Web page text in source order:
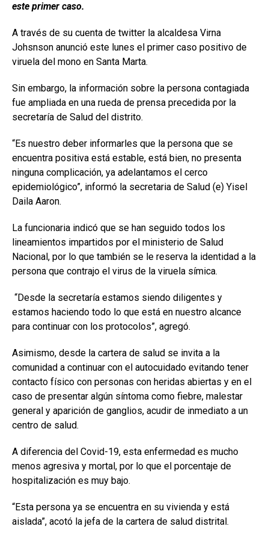
este primer caso.
A través de su cuenta de twitter la alcaldesa Virna
Johsnson anunció este lunes el primer caso positivo de
viruela del mono en Santa Marta.
Sin embargo, la información sobre la persona contagiada
fue ampliada en una rueda de prensa precedida por la
secretaría de Salud del distrito.
“Es nuestro deber informarles que la persona que se
encuentra positiva está estable, está bien, no presenta
ninguna complicación, ya adelantamos el cerco
epidemiológico”, informó la secretaria de Salud (e) Yisel
Daila Aaron.
La funcionaria indicó que se han seguido todos los
lineamientos impartidos por el ministerio de Salud
Nacional, por lo que también se le reserva la identidad a la
persona que contrajo el virus de la viruela símica.
“Desde la secretaría estamos siendo diligentes y
estamos haciendo todo lo que está en nuestro alcance
para continuar con los protocolos”, agregó.
Asimismo, desde la cartera de salud se invita a la
comunidad a continuar con el autocuidado evitando tener
contacto físico con personas con heridas abiertas y en el
caso de presentar algún síntoma como fiebre, malestar
general y aparición de ganglios, acudir de inmediato a un
centro de salud.
A diferencia del Covid-19, esta enfermedad es mucho
menos agresiva y mortal, por lo que el porcentaje de
hospitalización es muy bajo.
“Esta persona ya se encuentra en su vivienda y está
aislada”, acotó la jefa de la cartera de salud distrital.